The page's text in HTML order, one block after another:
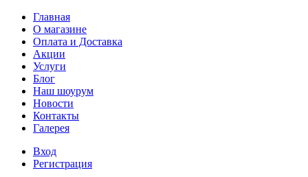
Главная
О магазине
Оплата и Доставка
Акции
Услуги
Блог
Наш шоурум
Новости
Контакты
Галерея
Вход
Регистрация